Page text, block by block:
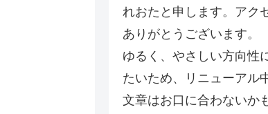
れおたと申します。アク
ありがとうございます。
ゆるく、やさしい方向性
たいため、リニューアル
文章はお口に合わないか